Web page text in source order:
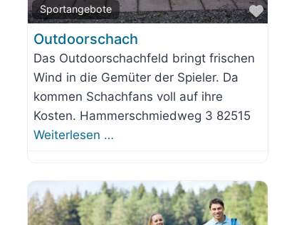
Sportangebote
Outdoorschach
Das Outdoorschachfeld bringt frischen
Wind in die Gemüter der Spieler. Da
kommen Schachfans voll auf ihre
Kosten. Hammerschmiedweg 3 82515
Weiterlesen …